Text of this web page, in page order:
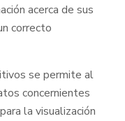
acerca de sus
correcto
se permite al
concernientes
la visualización